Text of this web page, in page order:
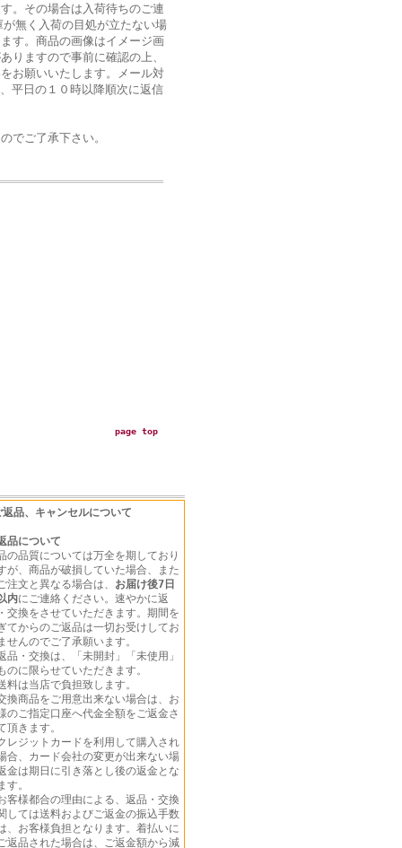
。その場合は入荷待ちのご連
無く入荷の目処が立たない場
す。商品の画像はイメージ画
りますので事前に確認の上、
お願いいたします。メール対
平日の１０時以降順次に返信
のでご了承下さい。
page top
返品、キャンセルについて
品について
の品質については万全を期しており
が、商品が破損していた場合、また
注文と異なる場合は、 お届け後7日
内にご連絡ください。速やかに返
交換をさせていただきます。期間を
てからのご返品は一切お受けしてお
せんのでご了承願います。
品・交換は、「未開封」「未使用」
のに限らせていただきます。
料は当店で負担致します。
換商品をご用意出来ない場合は、お
のご指定口座へ代金全額をご返金さ
頂きます。
レジットカードを利用して購入され
合、カード会社の変更が出来ない場
金は期日に引き落とし後の返金とな
す。
客様都合の理由による、返品・交換
しては送料およびご返金の振込手数
、お客様負担となります。着払いに
返品された場合は、ご返金額から減